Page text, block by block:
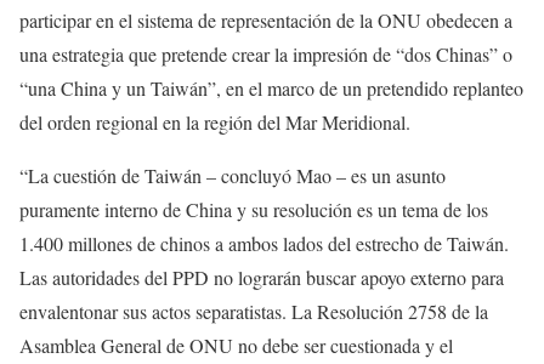
participar en el sistema de representación de la ONU obedecen a
una estrategia que pretende crear la impresión de “dos Chinas” o
“una China y un Taiwán”, en el marco de un pretendido replanteo
del orden regional en la región del Mar Meridional.
“La cuestión de Taiwán – concluyó Mao – es un asunto
puramente interno de China y su resolución es un tema de los
1.400 millones de chinos a ambos lados del estrecho de Taiwán.
Las autoridades del PPD no lograrán buscar apoyo externo para
envalentonar sus actos separatistas. La Resolución 2758 de la
Asamblea General de ONU no debe ser cuestionada y el